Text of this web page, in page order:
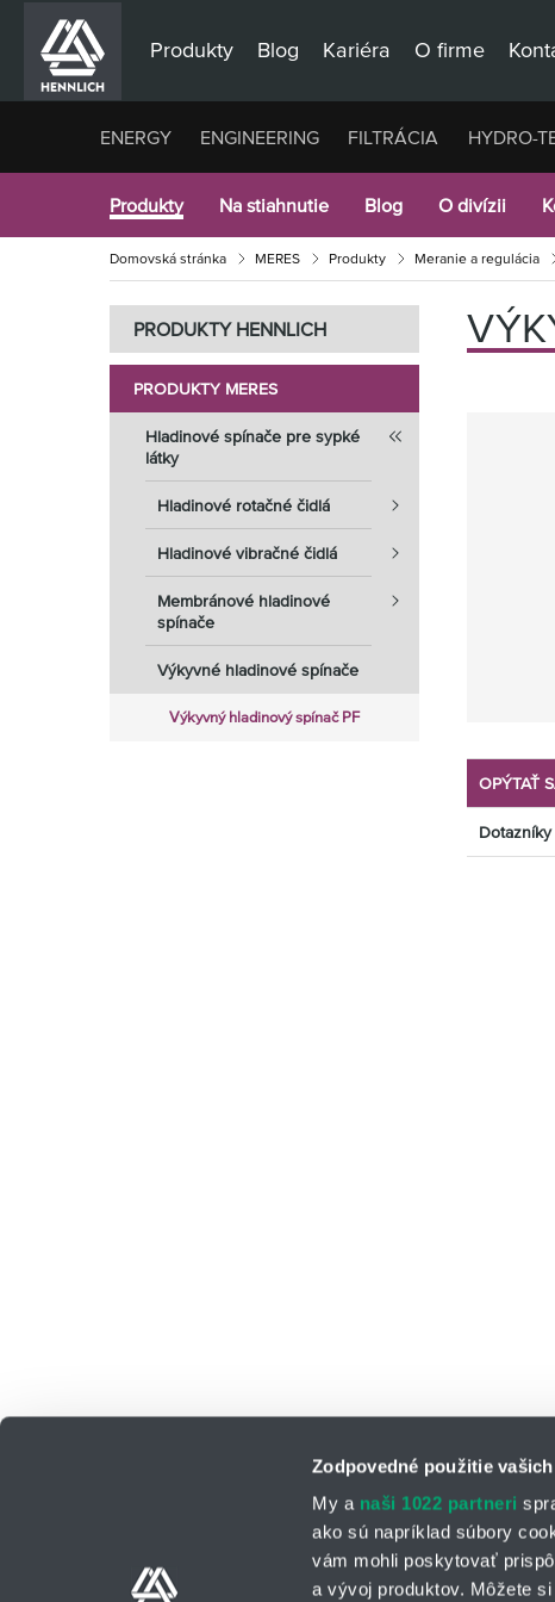
Zodpovedné použitie
My a naši 1022 partneri
ako sú napríklad súbory
vám mohli poskytovať
a vývoj produktov. Môžete
Produkty Blog Kariéra O firme
ENERGY ENGINEERING FILTRÁCIA HYDRO-
Produkty Na stiahnutie Blog O divízii
Domovská stránka MERES Produkty Meranie a regulácia
PRODUKTY HENNLICH
PRODUKTY MERES
Hladinové spínače pre sypké
látky
Hladinové rotačné čidlá
Hladinové vibračné čidlá
Membránové hladinové
spínače
Výkyvné hladinové spínače
Výkyvný hladinový spínač PF
OPÝTAŤ
Dotazníky